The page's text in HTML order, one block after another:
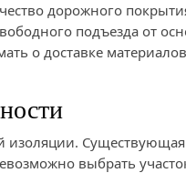
дорожного
подъезда от
о доставке
изоляции.
выбрать